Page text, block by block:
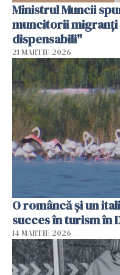
Ministrul Muncii
muncitorii
dispensabili"
21 MARTIE 2026
O româncă și un
succes în turism în
14 MARTIE 2026